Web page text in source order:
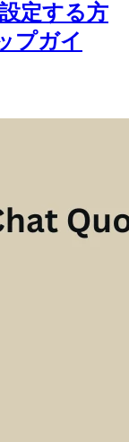
定する方
プガイ